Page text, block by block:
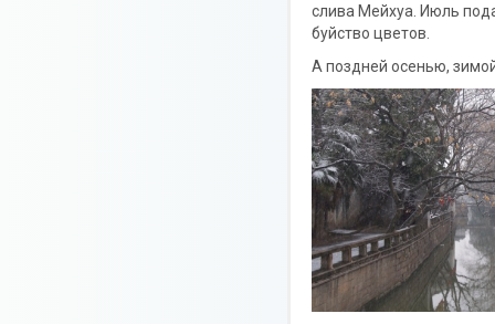
слива Мейхуа. Июль
буйство цветов.
А поздней осенью,